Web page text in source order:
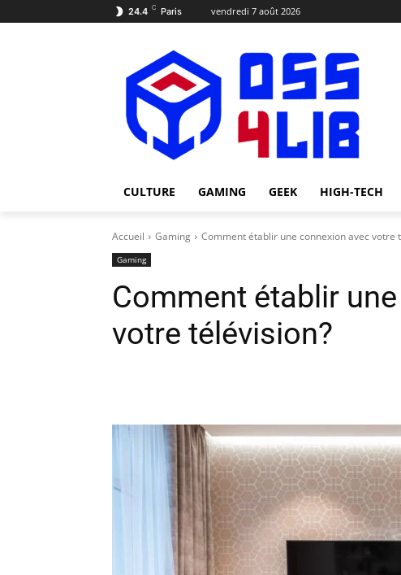
24.4 C Paris vendredi 7 août 2026
CULTURE GAMING GEEK HIGH-TECH
Accueil Gaming Comment établir une connexion avec votre
Gaming
Comment établir
votre télévision?